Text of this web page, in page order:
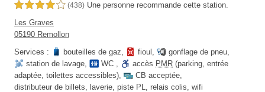
4,0 étoiles sur 5 (438) Une personne recommande cette station.
Les Graves
05190 Remollon
Services :
bouteilles de gaz, fioul , gonflage de pneu,
station de lavage, WC , accès PMR (parking, entrée
adaptée, toilettes accessibles), CB acceptée,
distributeur de billets, laverie, piste PL, relais colis, wifi
SP 95 :
Disponible